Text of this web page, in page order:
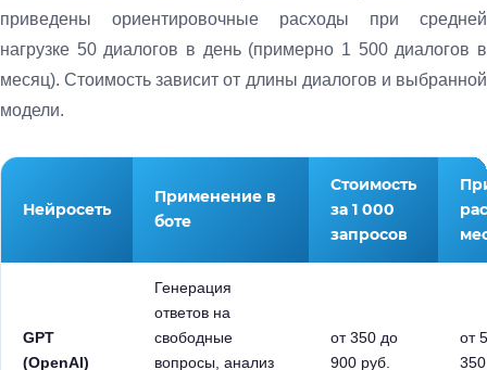
приведены ориентировочные расходы при средней
нагрузке 50 диалогов в день (примерно 1 500 диалогов в
месяц). Стоимость зависит от длины диалогов и выбранной
модели.
Нейросеть
Применение в
боте
Стоимость
за 1 000
запросов
GPT
(OpenAI)
Генерация
ответов на
свободные
вопросы, анализ
от 350 до
900 руб.
от